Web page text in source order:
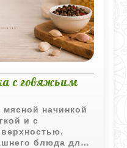
с говяжьим
мясной начинкой
и с
блюда для